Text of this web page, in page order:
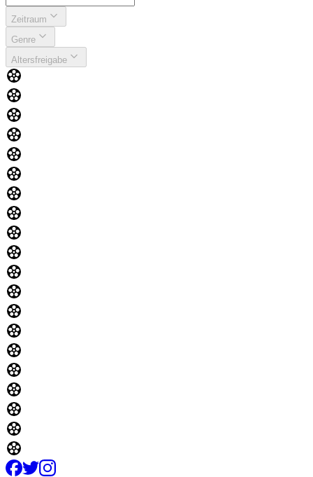
Zeitraum
Genre
Altersfreigabe